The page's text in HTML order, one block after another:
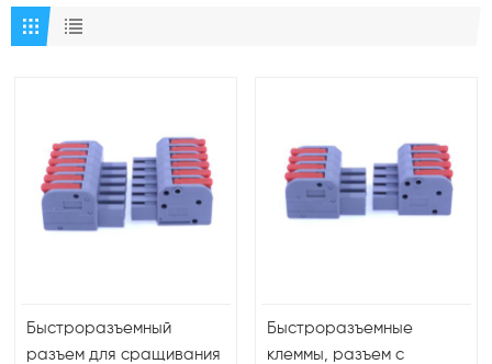
Быстроразъемный
разъем для сращивания
Быстроразъемные
клеммы, разъем с